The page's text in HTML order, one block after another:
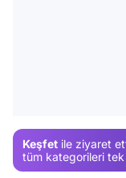
Keşfet ile ziyaret
tüm kategorileri tek